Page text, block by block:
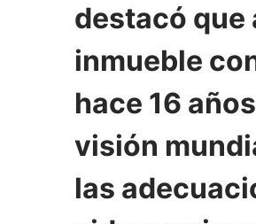
destacó que
inmueble
hace 16
visión
las